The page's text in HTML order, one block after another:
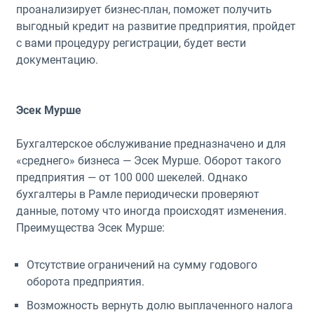
проанализирует бизнес-план, поможет получить
выгодный кредит на развитие предприятия, пройдет
с вами процедуру регистрации, будет вести
документацию.
Эсек Мурше
Бухгалтерское обслуживание предназначено и для
«среднего» бизнеса — Эсек Мурше. Оборот такого
предприятия — от 100 000 шекелей. Однако
бухгалтеры в Рамле периодически проверяют
данные, потому что иногда происходят изменения.
Преимущества Эсек Мурше:
Отсутствие ограничений на сумму годового
оборота предприятия.
Возможность вернуть долю выплаченного налога